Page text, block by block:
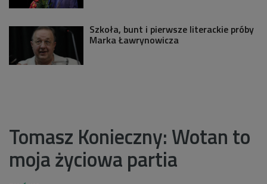
Szkoła, bunt i pierwsze literackie próby
Marka Ławrynowicza
Tomasz Konieczny: Wotan to
moja życiowa partia